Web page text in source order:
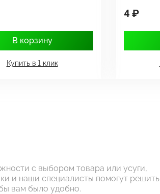
В корзину
Купить в 1 клик
4 ₽
с выбором товара или усуги,
и наши специалисты помогут решить
вам было удобно.